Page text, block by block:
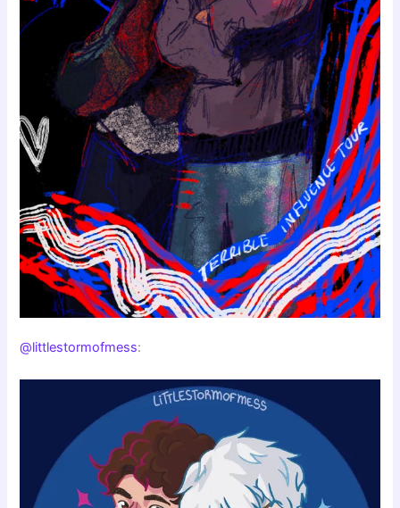
@littlestormofmess: